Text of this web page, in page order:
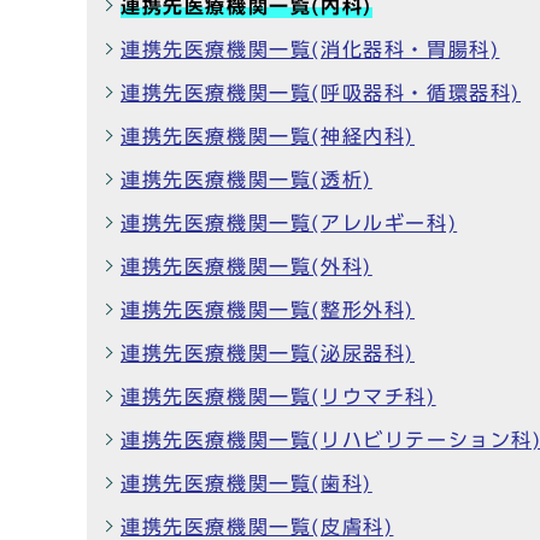
連携先医療機関一覧(内科)
連携先医療機関一覧(消化器科・胃腸科)
連携先医療機関一覧(呼吸器科・循環器科)
連携先医療機関一覧(神経内科)
連携先医療機関一覧(透析)
連携先医療機関一覧(アレルギー科)
連携先医療機関一覧(外科)
連携先医療機関一覧(整形外科)
連携先医療機関一覧(泌尿器科)
連携先医療機関一覧(リウマチ科)
連携先医療機関一覧(リハビリテーション科
連携先医療機関一覧(歯科)
連携先医療機関一覧(皮膚科)